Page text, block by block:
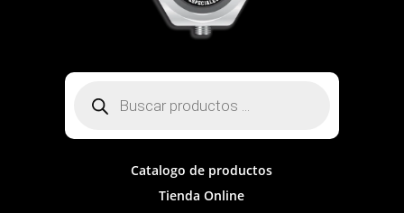
productos
Catalogo de productos
Tienda Online